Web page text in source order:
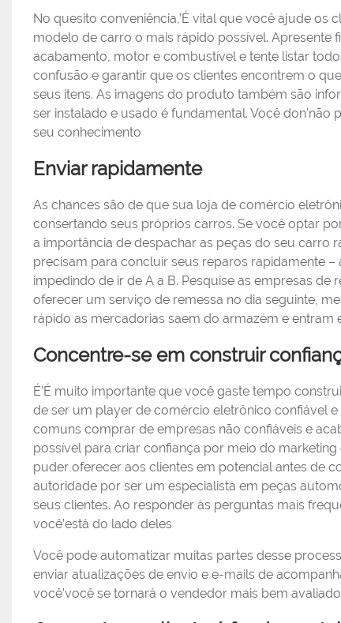
No quesito conveniência,’É vital que você ajude os
modelo de carro o mais rápido possível.
acabamento, motor e combustível e tente listar
confusão e garantir que os clientes encontrem o
seus itens. As imagens do produto também são
ser instalado e usado é fundamental. Você
seu conhecimento
Enviar rapidamente
As chances são de que sua loja de comércio
consertando seus próprios carros. Se você optar
a importância de despachar as peças do seu carro
precisam para concluir seus reparos rapidamente
impedindo de ir de A a B. Pesquise as empresas
oferecer um serviço de remessa no dia seguinte,
rápido as mercadorias saem do armazém e entram
Concentre-se em construir
É’É muito importante que você gaste tempo
de ser um player de comércio eletrônico confiável
comuns comprar de empresas não confiáveis ​​e
possível para criar confiança por meio do
puder oferecer aos clientes em potencial antes de
autoridade por ser um especialista em peças
seus clientes. Ao responder às perguntas mais
você’está do lado deles
Você pode automatizar muitas partes desse
enviar atualizações de envio e e-mails de
você’você se tornará o vendedor mais bem